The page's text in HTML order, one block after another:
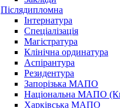
Післядипломна
Інтернатура
Спеціалізація
Магістратура
Клінічна ординатура
Аспірантура
Резидентура
Запорізька МАПО
Національна МАПО
Харківська МАПО